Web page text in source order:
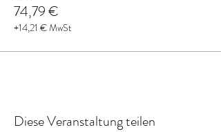
74,79 €
+14,21 € MwSt
Diese Veranstaltung teilen